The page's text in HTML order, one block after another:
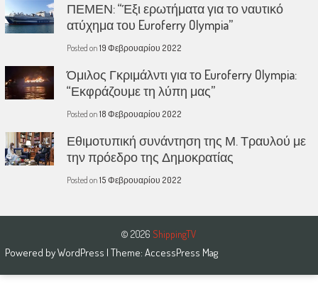
ΠΕΜΕΝ: “Έξι ερωτήματα για το ναυτικό
ατύχημα του Euroferry Olympia”
Posted on 19 Φεβρουαρίου 2022
Όμιλος Γκριμάλντι για το Euroferry Olympia:
“Εκφράζουμε τη λύπη μας”
Posted on 18 Φεβρουαρίου 2022
Εθιμοτυπική συνάντηση της Μ. Τραυλού με
την πρόεδρο της Δημοκρατίας
Posted on 15 Φεβρουαρίου 2022
© 2026 ShippingTV
Powered byWordPress | Theme: AccessPress Mag